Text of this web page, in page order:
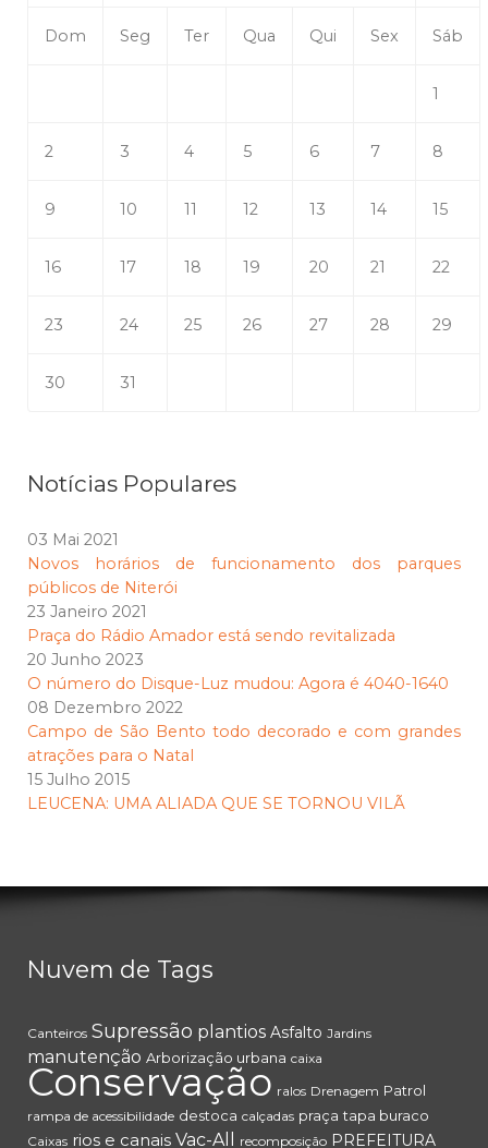
Dom Seg Ter Qua Qui Sex Sáb
1
2 3 4 5 6 7 8
9 10 11 12 13 14 15
16 17 18 19 20 21 22
23 24 25 26 27 28 29
30 31
Notícias Populares
03 Mai 2021
Novos horários de funcionamento dos parques
públicos de Niterói
23 Janeiro 2021
Praça do Rádio Amador está sendo revitalizada
20 Junho 2023
O número do Disque-Luz mudou: Agora é 4040-1640
08 Dezembro 2022
Campo de São Bento todo decorado e com grandes
atrações para o Natal
15 Julho 2015
LEUCENA: UMA ALIADA QUE SE TORNOU VILÃ
Nuvem de Tags
Canteiros Supressão plantios Asfalto Jardins
manutenção Arborização urbana caixa
Conservação ralos Drenagem Patrol
rampa de acessibilidade destoca calçadas praça tapa buraco
Caixas rios e canais Vac-All recomposição PREFEITURA